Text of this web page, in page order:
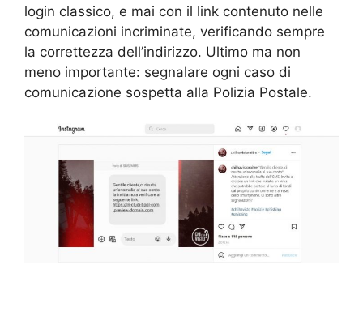
login classico, e mai con il link contenuto nelle
comunicazioni incriminate, verificando sempre
la correttezza dell’indirizzo. Ultimo ma non
meno importante: segnalare ogni caso di
comunicazione sospetta alla Polizia Postale.